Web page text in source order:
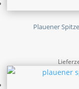
Plauener